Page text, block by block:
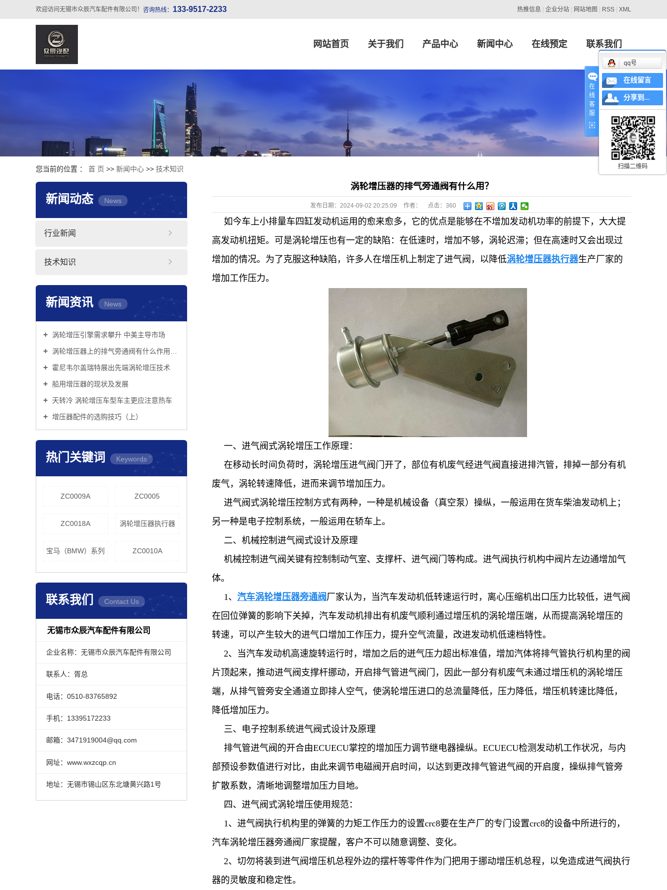
欢迎访问无锡市众辰汽车配件有限公司！ 咨询热线： 133-9517-2233 热推信息 企业分站 网站地图 RSS XML
网站首页 关于我们 产品中心
奔驰（Mercedes-Benz）系列
菲亚特（FIAT）系列
丰田（TOYOTA）、日产（NISSAN）系列
通用（GM）、福特（Ford）系列
现代（Hyundai）系列
新闻中心 在线预定 联系我们
您当前的位置 ： 首 页 >> 新闻中心 >> 技术知识
新闻动态 News
行业新闻
技术知识
新闻资讯 News
涡轮增压引擎需求攀升 中美主导市场
涡轮增压器上的排气旁通阀有什么作用？它的控制方式有哪些？
霍尼韦尔盖瑞特展出先端涡轮增压技术
船用增压器的现状及发展
天转冷 涡轮增压车型车主更应注意热车
增压器配件的选购技巧（上）
热门关键词 Keywords
ZC0009A ZC0005
ZC0018A 涡轮增压器执行器
宝马（BMW）系列 ZC0010A
联系我们 Contact Us
无锡市众辰汽车配件有限公司
企业名称：无锡市众辰汽车配件有限公司
联系人：胥总
电话：0510-83765892
手机：13395172233
邮箱：3471919004@qq.com
网址：www.wxzcqp.cn
地址：无锡市锡山区东北塘黄兴路1号
涡轮增压器的排气旁通阀有什么用？
发布日期： 2024-09-02 20:25:09 作者： 点击： 360
如今车上小排量车四缸发动机运用的愈来愈多，它的优点是能够在不增加发动机功率的前提下，大大提
高发动机扭矩。可是涡轮增压也有一定的缺陷：在低速时，增加不够，涡轮迟滞；但在高速时又会出现过
增加的情况。为了克服这种缺陷，许多人在增压机上制定了进气阀，以降低涡轮增压器执行器生产厂家的
增加工作压力。
一、进气阀式涡轮增压工作原理：
在移动长时间负荷时，涡轮增压进气阀门开了，部位有机废气经进气阀直接进排汽管，排掉一部分有机
废气，涡轮转速降低，进而来调节增加压力。
进气阀式涡轮增压控制方式有两种，一种是机械设备（真空泵）操纵，一般运用在货车柴油发动机上；
另一种是电子控制系统，一般运用在轿车上。
二、机械控制进气阀式设计及原理
机械控制进气阀关键有控制制动气室、支撑杆、进气阀门等构成。进气阀执行机构中阀片左边通增加气
体。
1、 汽车涡轮增压器旁通阀 厂家认为，当汽车发动机低转速运行时，离心压缩机出口压力比较低，进气阀
在回位弹簧的影响下关掉，汽车发动机排出有机废气顺利通过增压机的涡轮增压端，从而提高涡轮增压的
转速，可以产生较大的进气口增加工作压力，提升空气流量，改进发动机低速档特性。
2、当汽车发动机高速旋转运行时，增加之后的迸气压力超出标准值，增加汽体将排气管执行机构里的阀
片顶起来，推动进气阀支撑杆挪动，开启排气管进气阀门，因此一部分有机废气未通过增压机的涡轮增压
端，从排气管旁安全通道立即排人空气，使涡轮增压进口的总流量降低，压力降低，增压机转速比降低，
降低增加压力。
三、电子控制系统进气阀式设计及原理
排气管进气阀的开合由ECUECU掌控的增加压力调节继电器操纵。ECUECU检测发动机工作状况，与内
部预设参数值进行对比，由此来调节电磁阀开启时间，以达到更改排气管进气阀的开启度，操纵排气管旁
扩散系数，清晰地调整增加压力目地。
四、进气阀式涡轮增压使用规范：
1、进气阀执行机构里的弹簧的力矩工作压力的设置crc8要在生产厂的专门设置crc8的设备中所进行的，
汽车涡轮增压器旁通阀厂家提醒，客户不可以随意调整、变化。
2、切勿将装到进气阀增压机总程外边的摆杆等零件作为门把用于挪动增压机总程，以免造成进气阀执行
器的灵敏度和稳定性。
在
线
客
服
qq号
在线留言
分享到...
扫描二维码